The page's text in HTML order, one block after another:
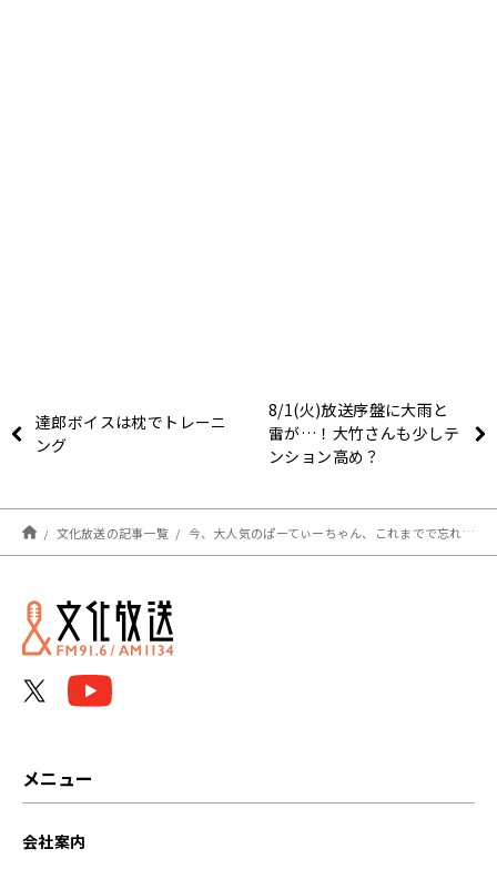
達郎ボイスは枕でトレーニ
ング
8/1(火)放送序盤に大雨と
雷が…！大竹さんも少しテ
ンション高め？
文化放送の記事一覧 今、大人気のぱーてぃーちゃん、これまでで忘れられなかった仕事を語る！
メニュー
会社案内